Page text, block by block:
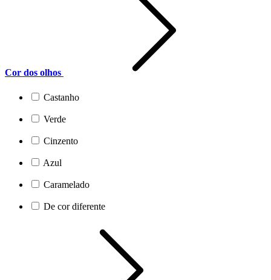
Cor dos olhos
Castanho
Verde
Cinzento
Azul
Caramelado
De cor diferente